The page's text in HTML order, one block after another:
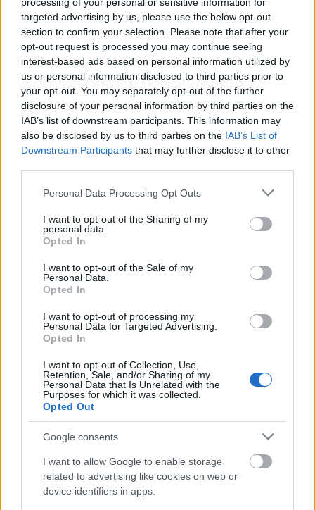
processing of your personal or sensitive information for
targeted advertising by us, please use the below opt-out
section to confirm your selection. Please note that after your
opt-out request is processed you may continue seeing
interest-based ads based on personal information utilized by
us or personal information disclosed to third parties prior to
your opt-out. You may separately opt-out of the further
disclosure of your personal information by third parties on the
IAB’s list of downstream participants. This information may
also be disclosed by us to third parties on the IAB’s List of
Downstream Participants that may further disclose it to other
Please note that this website/app uses one or more Google
not limited to your visit or usage behaviour. You may click to
grant or deny consent to Google and its third-party tags to
use your data for below specified purposes in below Google
consent section.
Personal Data Processing Opt Outs
I want to opt-out of the Sharing of my
personal data.
Opted In
I want to opt-out of the Sale of my
Personal Data.
Opted In
I want to opt-out of processing my
Personal Data for Targeted Advertising.
Opted In
I want to opt-out of Collection, Use,
Retention, Sale, and/or Sharing of my
Personal Data that Is Unrelated with the
Purposes for which it was collected.
Opted Out
Google consents
I want to allow Google to enable storage
related to advertising like cookies on web or
device identifiers in apps.
Culber doki nem csupán visszatér,
nagyobb szerepet is kap
Heti hírösszefoglaló
2018. augusztus 03.
Annak érdekében, hogy az utolsó
információtöredékek is napvilágot lássanak a
egy-két színészt San Diego-ban. A beosztások
némiképp átrendeződnek a fedélzeten, az első évad
feszes tempója után pedig mélyebb
karakterpillanatokra is számíthatunk a…